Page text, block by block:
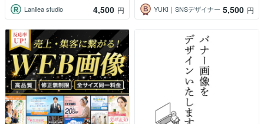
Lanilea studio 4,500 円 YUKI｜SNSデザイナー 5,500 円